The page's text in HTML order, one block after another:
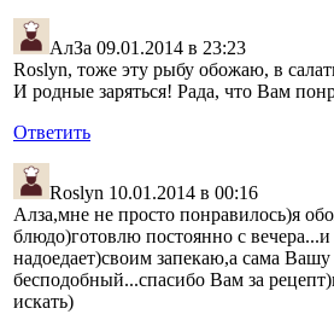
АлЗа 09.01.2014 в 23:23
Roslyn, тоже эту рыбу обожаю, в
И родные заряться! Рада, что Вам
Ответить
Roslyn 10.01.2014 в 00:16
Алза,мне не просто понравилось)я
блюдо)готовлю постоянно с
надоедает)своим запекаю,а сама
бесподобный...спасибо Вам за
искать)